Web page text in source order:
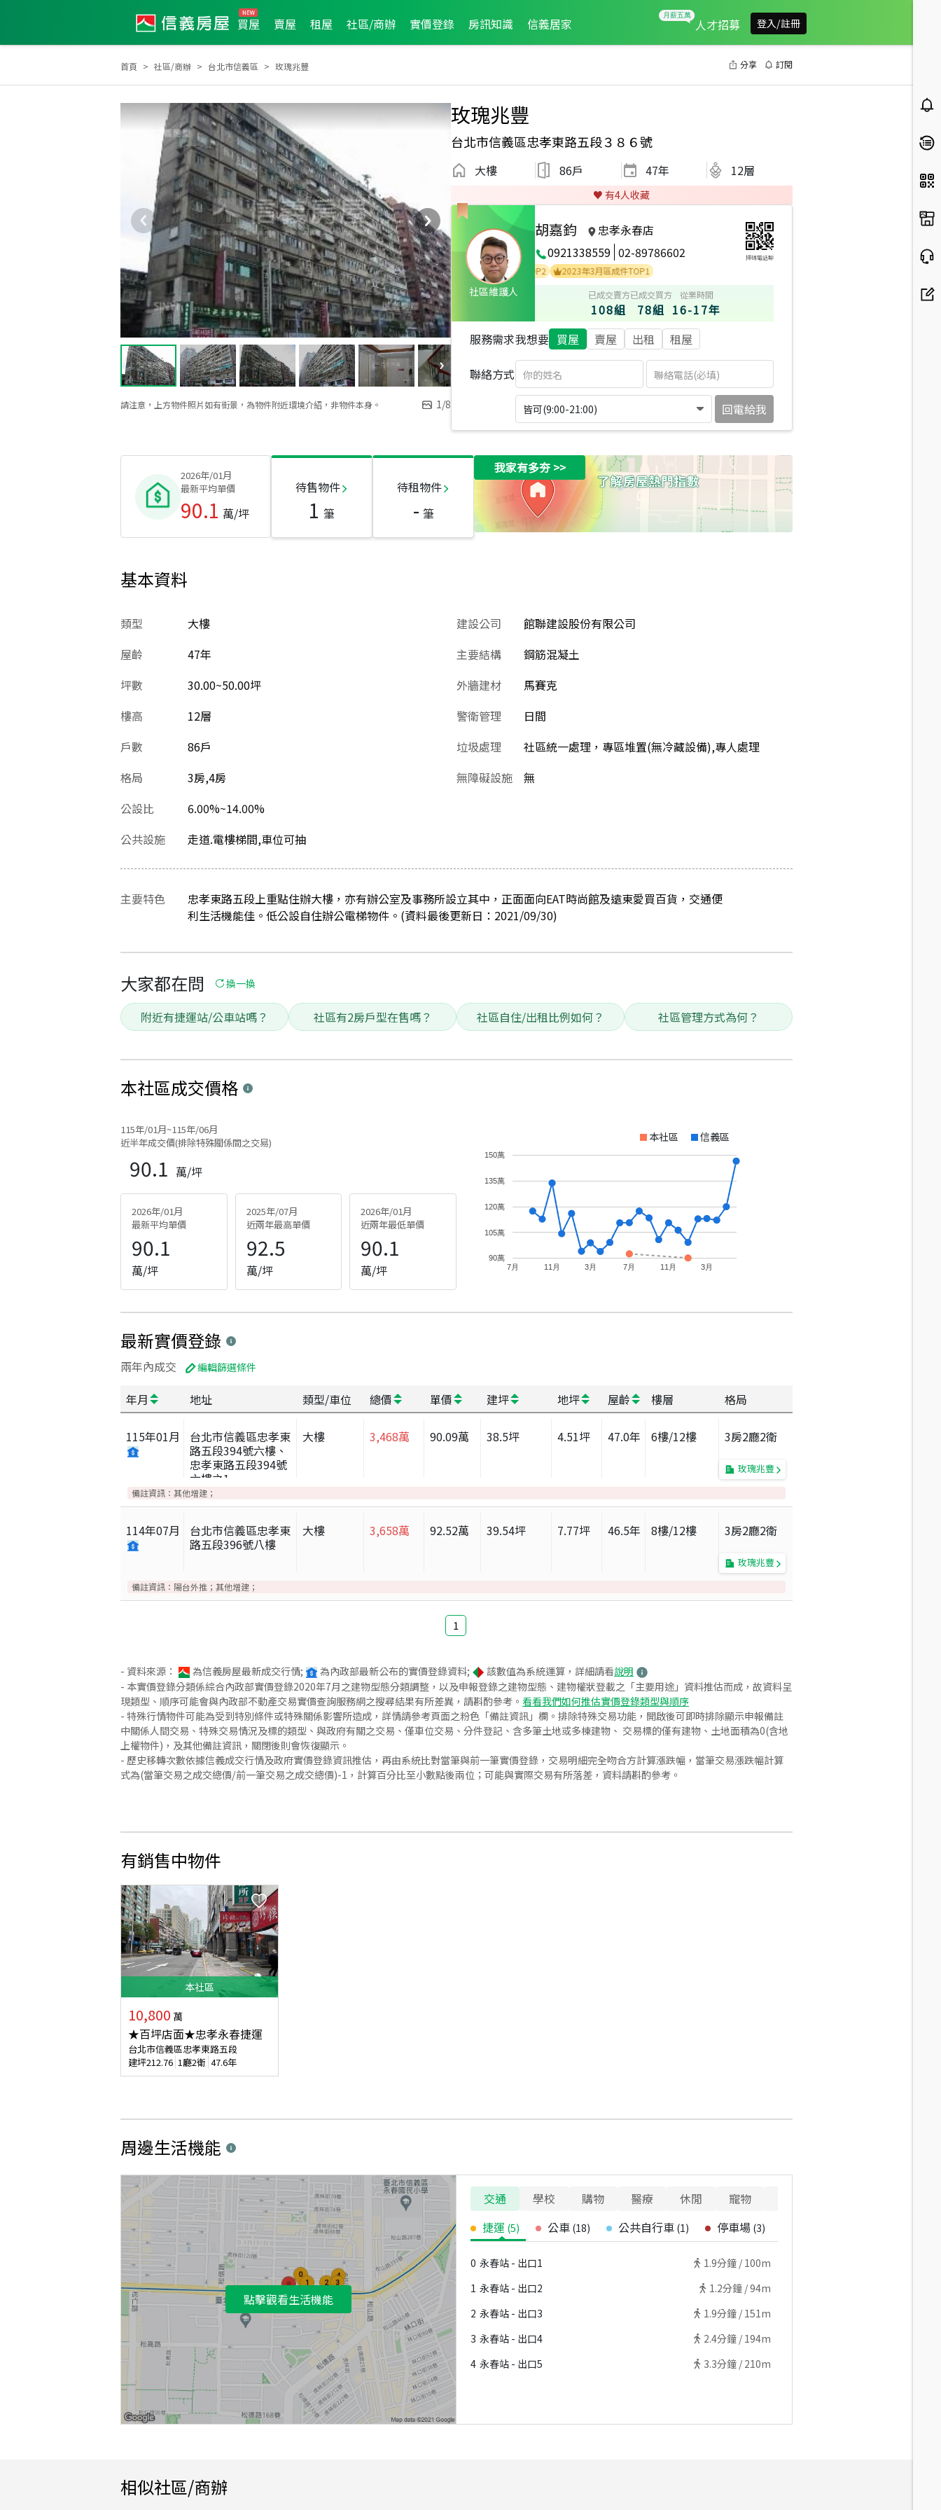
買屋 賣屋 租屋 社區/商辦 實價登錄 房訊知識 信義居家 人才招募 登入/註冊
首頁 社區/商辦 台北市信義區 玫瑰兆豐 分享 訂閱
請注意，上方物件照片如有街景，為物件附近環境介紹，非物件本身。 1/8
玫瑰兆豐
台北市信義區忠孝東路五段３８６號
大樓 86戶 47年 12層
♥️ 有4人收藏
社區維護人
胡嘉鈞
忠孝永春店
0921338559 02-89786602 掃碼電話聊
2025年7月區業績TOP1 2025年7月區成件TOP1 2024年1月區業績TOP3 2024年1月區成件TOP2
2023年3月區成件TOP1
已成交賣方
108組
已成交買方
78組
從業時間
16-17年
服務需求我想要 買屋 賣屋 出租 租屋
聯絡方式
皆可(9:00-21:00) 回電給我
2026年/01月
最新平均單價
90.1 萬/坪
待售物件
1 筆
待租物件
- 筆
我家有多夯>>
基本資料
類型
大樓
屋齡
47年
坪數
30.00~50.00坪
樓高
12層
戶數
86戶
格局
3房,4房
公設比
6.00%~14.00%
建設公司
館聯建設股份有限公司
主要結構
鋼筋混凝土
外牆建材
馬賽克
警衛管理
日間
垃圾處理
社區統一處理，專區堆置(無冷藏設備),專人處理
無障礙設施
無
公共設施 走道.電樓梯間,車位可抽
主要特色
忠孝東路五段上重點住辦大樓，亦有辦公室及事務所設立其中，正面面向EAT時尚館及遠東愛買百貨，交通便
利生活機能佳。低公設自住辦公電梯物件。(資料最後更新日：2021/09/30)
大家都在問 換一換
附近有捷運站/公車站嗎？ 社區有2房戶型在售嗎？ 社區自住/出租比例如何？ 社區管理方式為何？
本社區成交價格
115年/01月~115年/06月
近半年成交價(排除特殊關係間之交易)
90.1 萬/坪
2026年/01月
最新平均單價
90.1
萬/坪
2025年/07月
近兩年最高單價
92.5
萬/坪
2026年/01月
近兩年最低單價
90.1
萬/坪
本社區 信義區
7月 11月 3月 7月 11月 3月
90萬
105萬
120萬
135萬
150萬
最新實價登錄
兩年內成交 編輯篩選條件
年月 地址 類型/車位 總價 單價 建坪 地坪 屋齡 樓層 格局
115年01月
台北市信義區忠孝東
路五段394號六樓、
忠孝東路五段394號
六樓之1
大樓 3,468萬 90.09萬 38.5坪 4.51坪 47.0年 6樓/12樓 3房2廳2衛
玫瑰兆豐
備註資訊： 其他增建；
114年07月
台北市信義區忠孝東
路五段396號八樓
大樓 3,658萬 92.52萬 39.54坪 7.77坪 46.5年 8樓/12樓 3房2廳2衛
玫瑰兆豐
備註資訊： 陽台外推；其他增建；
1
- 資料來源： 為信義房屋最新成交行情; 為內政部最新公布的實價登錄資料; 該數值為系統運算，詳細請看說明
- 本實價登錄分類係綜合內政部實價登錄2020年7月之建物型態分類調整，以及申報登錄之建物型態、建物權狀登載之「主要用途」資料推估而成，故資料呈
現類型、順序可能會與內政部不動產交易實價查詢服務網之搜尋結果有所差異，請斟酌參考。 看看我們如何推估實價登錄類型與順序
- 特殊行情物件可能為受到特別條件或特殊關係影響所造成，詳情請參考頁面之粉色「備註資訊」欄。排除特殊交易功能，開啟後可即時排除顯示申報備註
中關係人間交易、特殊交易情況及標的類型、與政府有關之交易、僅車位交易、分件登記、含多筆土地或多棟建物、 交易標的僅有建物、土地面積為0(含地
上權物件)，及其他備註資訊，關閉後則會恢復顯示。
- 歷史移轉次數依據信義成交行情及政府實價登錄資訊推估，再由系統比對當筆與前一筆實價登錄，交易明細完全吻合方計算漲跌幅，當筆交易漲跌幅計算
式為(當筆交易之成交總價/前一筆交易之成交總價)-1，計算百分比至小數點後兩位；可能與實際交易有所落差，資料請斟酌參考。
有銷售中物件
本社區
10,800 萬
★百坪店面★忠孝永春捷運
台北市信義區忠孝東路五段
建坪212.76 1廳2衛 47.6年
周邊生活機能
點擊觀看生活機能
交通 學校 購物 醫療 休閒 寵物
捷運 (5) 公車 (18) 公共自行車 (1) 停車場 (3)
0 永春站 - 出口1 1.9分鐘 / 100m
1 永春站 - 出口2 1.2分鐘 /94m
2 永春站 - 出口3 1.9分鐘 / 151m
3 永春站 - 出口4 2.4分鐘 / 194m
4 永春站 - 出口5 3.3分鐘 / 210m
相似社區/商辦